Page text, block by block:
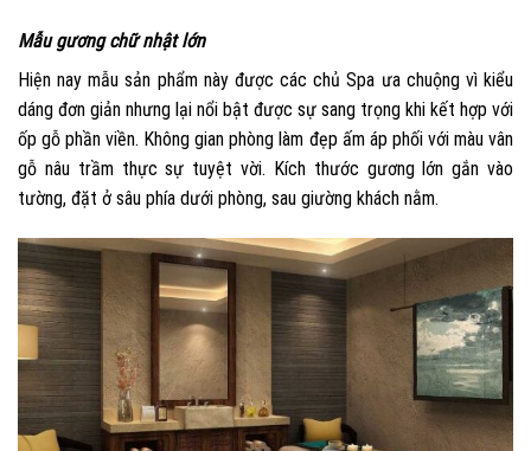
Mẫu gương chữ nhật lớn
Hiện nay mẫu sản phẩm này được các chủ Spa ưa chuộng vì kiểu
dáng đơn giản nhưng lại nổi bật được sự sang trọng khi kết hợp với
ốp gỗ phần viền. Không gian phòng làm đẹp ấm áp phối với màu vân
gỗ nâu trầm thực sự tuyệt vời. Kích thước gương lớn gắn vào
tường, đặt ở sâu phía dưới phòng, sau giường khách nằm.